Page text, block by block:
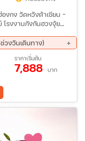
โรงงานกังกันฮวงจุ้ย
ซาจุ่ย ฮ่องกง – สนาม
วงวันเดินทาง)
.ค. 69 - 16 ส.ค. 69
.ค. 69 - 19 ส.ค. 69
.ค. 69 - 21 ส.ค. 69
. 69 - 23 ส.ค. 69
ค. 69 - 25 ส.ค. 69
ค. 69 - 27 ส.ค. 69
ค. 69 - 29 ส.ค. 69
. 69 - 31 ส.ค. 69
.ค. 69 - 02 ก.ย. 69
ราคาเริ่มต้น
7,888 บาท